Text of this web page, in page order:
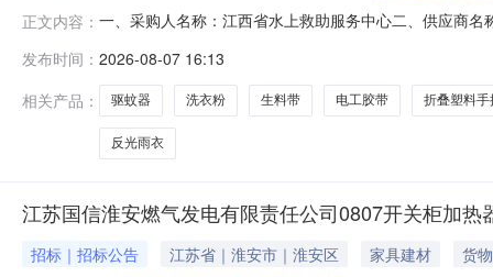
正文内容： 一、采购人名称：江西省水上救助服务中心二、供应商
车小推车惠象1件1.001721722京喜1反光雨衣分体值勤
发布时间： 2026-08-07 16:13
相关产品：
驱蚊器 洗衣粉 生料带 电工胶带 折叠塑料手
反光雨衣
江苏国信淮安燃气发电有限责任公司0807开关柜加热
招标｜招标公告 江苏省｜淮安市｜淮安区 家具建材
货物